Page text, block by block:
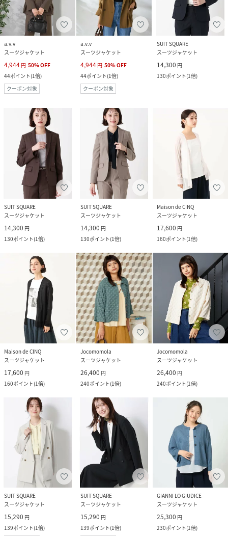
a.v.v
スーツジャケット
4,944 円 50%OFF
44ポイント(1倍)
クーポン対象
a.v.v
スーツジャケット
4,944 円 50%OFF
44ポイント(1倍)
クーポン対象
SUIT SQUARE
スーツジャケット
14,300 円
130ポイント(1倍)
SUIT SQUARE
スーツジャケット
14,300 円
130ポイント(1倍)
SUIT SQUARE
スーツジャケット
14,300 円
130ポイント(1倍)
Maison de CINQ
スーツジャケット
17,600 円
160ポイント(1倍)
Maison de CINQ
スーツジャケット
17,600 円
160ポイント(1倍)
Jocomomola
スーツジャケット
26,400 円
240ポイント(1倍)
Jocomomola
スーツジャケット
26,400 円
240ポイント(1倍)
SUIT SQUARE
スーツジャケット
15,290 円
139ポイント(1倍)
SUIT SQUARE
スーツジャケット
15,290 円
139ポイント(1倍)
GIANNI LO GIUDICE
スーツジャケット
25,300 円
230ポイント(1倍)